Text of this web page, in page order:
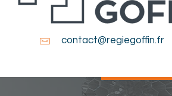
contact@regiegoffin.fr